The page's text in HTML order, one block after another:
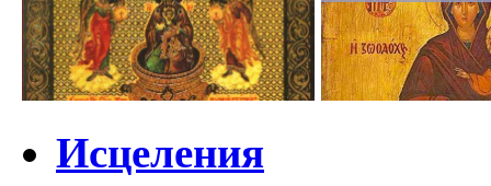
Исцеления